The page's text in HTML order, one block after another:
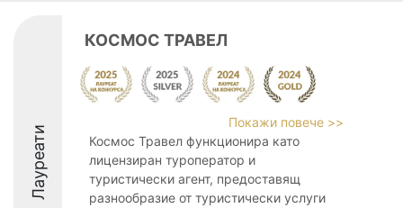
Лауреати
КОСМОС ТРАВЕЛ
Покажи повече >>
Космос Травел функционира като
лицензиран туроператор и
туристически агент, предоставящ
разнообразие от туристически услуги